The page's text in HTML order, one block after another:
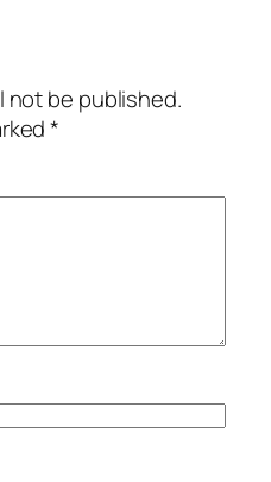
not be published.
*